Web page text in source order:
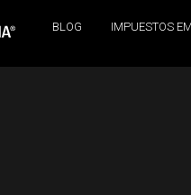
BLOG IMPUESTOS